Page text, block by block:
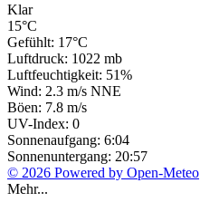
Klar
15°C
Gefühlt: 17°C
Luftdruck: 1022 mb
Luftfeuchtigkeit: 51%
Wind: 2.3 m/s NNE
Böen: 7.8 m/s
UV-Index: 0
Sonnenaufgang: 6:04
Sonnenuntergang: 20:57
© 2026 Powered by Open-Meteo
Mehr...